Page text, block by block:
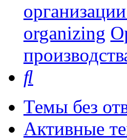
organizing
Темы без
Активные